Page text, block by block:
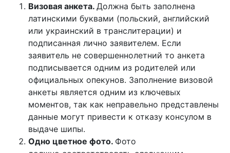
Визовая анкета. Должна быть заполнена
латинскими буквами (польский, английский
или украинский в транслитерации) и
подписанная лично заявителем. Если
заявитель не совершеннолетний то анкета
подписывается одним из родителей или
официальных опекунов. Заполнение визовой
анкеты является одним из ключевых
моментов, так как неправельно представлены
данные могут привести к отказу консулом в
выдаче шипы.
Одно цветное фото. Фото